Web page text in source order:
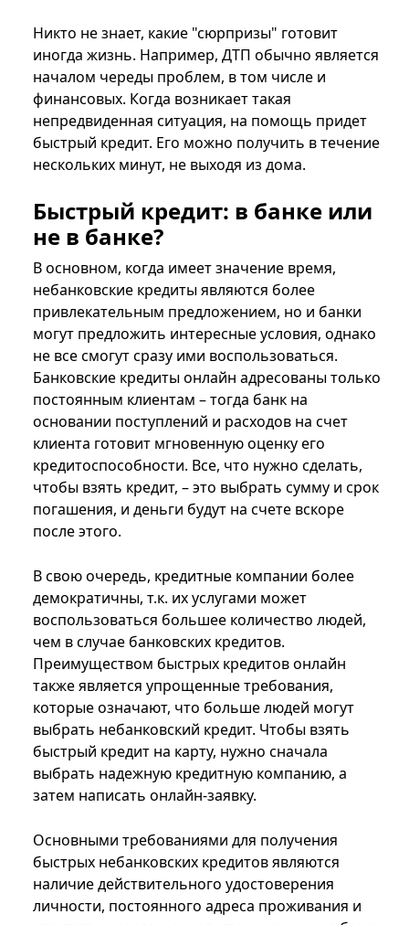
Никто не знает, какие "сюрпризы" готовит
иногда жизнь. Например, ДТП обычно является
началом череды проблем, в том числе и
финансовых. Когда возникает такая
непредвиденная ситуация, на помощь придет
быстрый кредит. Его можно получить в течение
нескольких минут, не выходя из дома.
Быстрый кредит: в банке или
не в банке?
В основном, когда имеет значение время,
небанковские кредиты являются более
привлекательным предложением, но и банки
могут предложить интересные условия, однако
не все смогут сразу ими воспользоваться.
Банковские кредиты онлайн адресованы только
постоянным клиентам – тогда банк на
основании поступлений и расходов на счет
клиента готовит мгновенную оценку его
кредитоспособности. Все, что нужно сделать,
чтобы взять кредит, – это выбрать сумму и срок
погашения, и деньги будут на счете вскоре
после этого.
В свою очередь, кредитные компании более
демократичны, т.к. их услугами может
воспользоваться большее количество людей,
чем в случае банковских кредитов.
Преимуществом быстрых кредитов онлайн
также является упрощенные требования,
которые означают, что больше людей могут
выбрать небанковский кредит. Чтобы взять
быстрый кредит на карту, нужно сначала
выбрать надежную кредитную компанию, а
затем написать онлайн-заявку.
Основными требованиями для получения
быстрых небанковских кредитов являются
наличие действительного удостоверения
личности, постоянного адреса проживания и